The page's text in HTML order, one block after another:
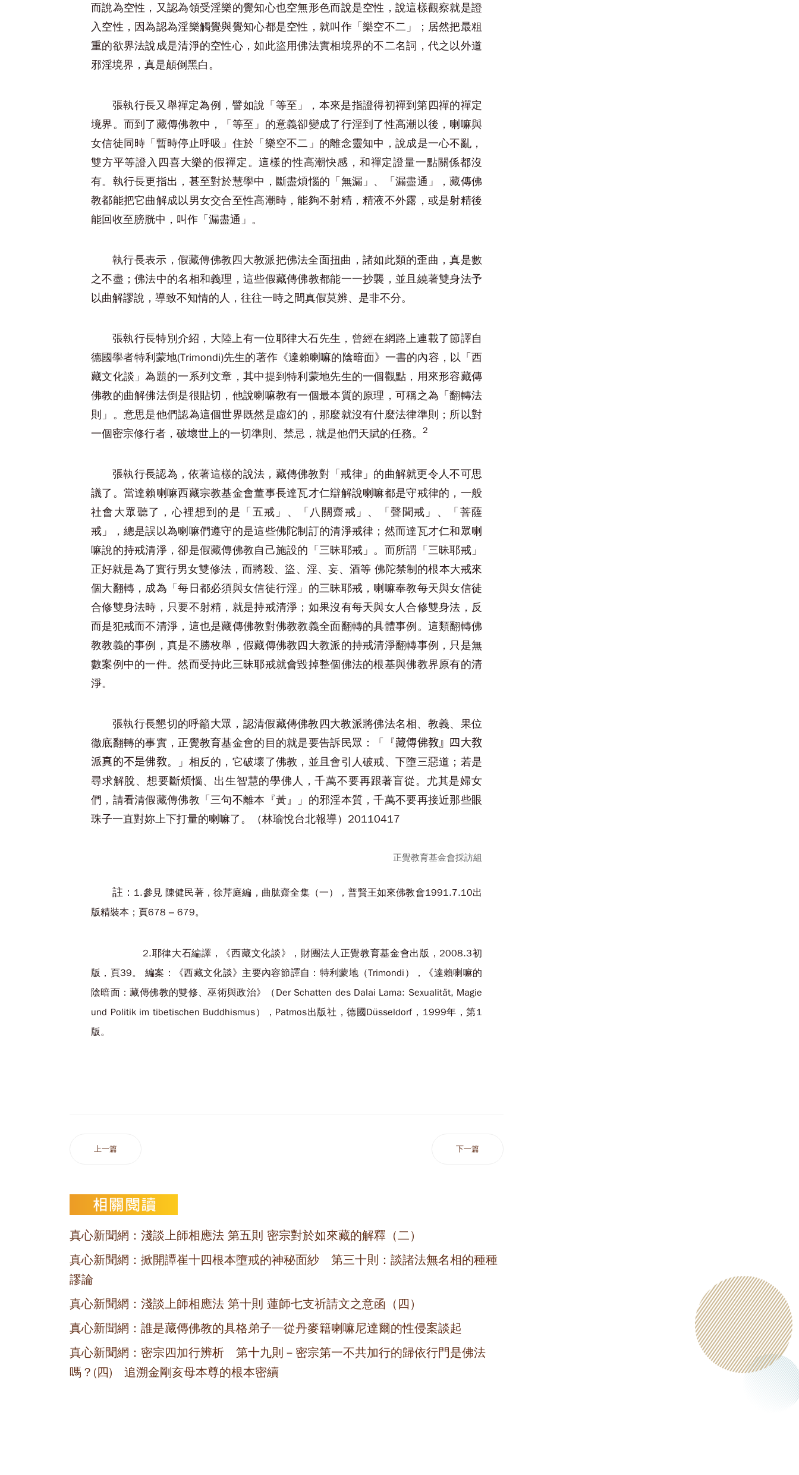
而說為空性，又認為領受淫樂的覺知心也空無形色而說是空性，說這樣觀察就是證
入空性，因為認為淫樂觸覺與覺知心都是空性，就叫作「樂空不二」；居然把最粗
重的欲界法說成是清淨的空性心，如此盜用佛法實相境界的不二名詞，代之以外道
邪淫境界，真是顛倒黑白。
張執行長又舉禪定為例，譬如說「等至」，本來是指證得初禪到第四禪的禪定
境界。而到了藏傳佛教中，「等至」的意義卻變成了行淫到了性高潮以後，喇嘛與
女信徒同時「暫時停止呼吸」住於「樂空不二」的離念靈知中，說成是一心不亂，
雙方平等證入四喜大樂的假禪定。這樣的性高潮快感，和禪定證量一點關係都沒
有。執行長更指出，甚至對於慧學中，斷盡煩惱的「無漏」、「漏盡通」，藏傳佛
教都能把它曲解成以男女交合至性高潮時，能夠不射精，精液不外露，或是射精後
能回收至膀胱中，叫作「漏盡通」。
執行長表示，假藏傳佛教四大教派把佛法全面扭曲，諸如此類的歪曲，真是數
之不盡；佛法中的名相和義理，這些假藏傳佛教都能一一抄襲，並且繞著雙身法予
以曲解謬說，導致不知情的人，往往一時之間真假莫辨、是非不分。
張執行長特別介紹，大陸上有一位耶律大石先生，曾經在網路上連載了節譯自
德國學者特利蒙地(Trimondi)先生的著作《達賴喇嘛的陰暗面》一書的內容，以「西
藏文化談」為題的一系列文章，其中提到特利蒙地先生的一個觀點，用來形容藏傳
佛教的曲解佛法倒是很貼切，他說喇嘛教有一個最本質的原理，可稱之為「翻轉法
則」。意思是他們認為這個世界既然是虛幻的，那麼就沒有什麼法律準則；所以對
一個密宗修行者，破壞世上的一切準則、禁忌，就是他們天賦的任務。
2
張執行長認為，依著這樣的說法，藏傳佛教對「戒律」的曲解就更令人不可思
議了。當達賴喇嘛西藏宗教基金會董事長達瓦才仁辯解說喇嘛都是守戒律的 ，一般
社會大眾聽了，心裡想到的是「五戒」、「八關齋戒」、「聲聞戒」、「菩薩
戒」，總是誤以為喇嘛們遵守的是這些佛陀制訂的清淨戒律；然而達瓦才仁和眾喇
嘛說的持戒清淨，卻是假藏傳佛教自己施設的「三昧耶戒」。而所謂「三昧耶戒」
正好就是為了實行男女雙修法，而將殺、盜、淫、妄、酒等 佛陀禁制的根本大戒來
個大翻轉，成為「每日都必須與女信徒行淫」的三昧耶戒，喇嘛奉教每天與女信徒
合修雙身法時，只要不射精，就是持戒清淨；如果沒有每天與女人合修雙身法，反
而是犯戒而不清淨，這也是藏傳佛教對佛教教義全面翻轉的具體事例。這類翻轉佛
教教義的事例，真是不勝枚舉，假藏傳佛教四大教派的持戒清淨翻轉事例 ，只是無
數案例中的一件。然而受持此三昧耶戒就會毀掉整個佛法的根基與佛教界原有的清
淨。
張執行長懇切的呼籲大眾，認清假藏傳佛教四大教派將佛法名相、教義、果位
徹底翻轉的事實，正覺教育基金會的目的就是要告訴民眾：「『藏傳佛教』四大教
派真的不是佛教。」相反的，它破壞了佛教，並且會引人破戒、下墮三惡道；若是
尋求解脫、想要斷煩惱、出生智慧的學佛人，千萬不要再跟著盲從。尤其是婦女
們，請看清假藏傳佛教「三句不離本『黃』」的邪淫本質，千萬不要再接近那些眼
珠子一直對妳上下打量的喇嘛了。（林瑜悅台北報導）20110417
正覺教育基金會採訪組
註： 1.參見 陳健民著，徐芹庭編，曲肱齋全集（一），普賢王如來佛教會1991.7.10出
版精裝本；頁678 – 679。
2.耶律大石編譯，《西藏文化談》，財團法人正覺教育基金會出版，2008.3初
版，頁39。 編案：《西藏文化談》主要內容節譯自：特利蒙地（Trimondi），《達賴喇嘛的
陰暗面：藏傳佛教的雙修、巫術與政治》（Der Schatten des Dalai Lama: Sexualität, Magie
und Politik im tibetischen Buddhismus），Patmos出版社，德國Düsseldorf，1999年，第1
版。
上一篇 下一篇
真心新聞網：淺談上師相應法 第五則 密宗對於如來藏的解釋（二）
真心新聞網：掀開譚崔十四根本墮戒的神秘面紗 第三十則：談諸法無名相的種種
謬論
真心新聞網：淺談上師相應法 第十則 蓮師七支祈請文之意函（四）
真心新聞網：誰是藏傳佛教的具格弟子─從丹麥籍喇嘛尼達爾的性侵案談起
真心新聞網：密宗四加行辨析 第十九則－密宗第一不共加行的歸依行門是佛法
嗎？(四) 追溯金剛亥母本尊的根本密續